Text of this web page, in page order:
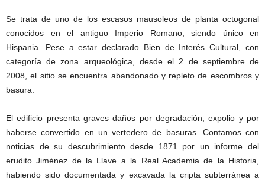
Se trata de uno de los escasos mausoleos de planta octogonal
conocidos en el antiguo Imperio Romano, siendo único en
Hispania. Pese a estar declarado Bien de Interés Cultural, con
categoría de zona arqueológica, desde el 2 de septiembre de
2008, el sitio se encuentra abandonado y repleto de escombros y
basura.
El edificio presenta graves daños por degradación, expolio y por
haberse convertido en un vertedero de basuras. Contamos con
noticias de su descubrimiento desde 1871 por un informe del
erudito Jiménez de la Llave a la Real Academia de la Historia,
habiendo sido documentada y excavada la cripta subterránea a